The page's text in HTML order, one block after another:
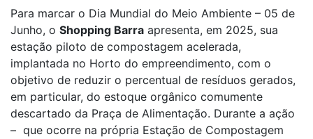
Para marcar o Dia Mundial do Meio Ambiente – 05 de
Junho, o Shopping Barra apresenta, em 2025, sua
estação piloto de compostagem acelerada,
implantada no Horto do empreendimento, com o
objetivo de reduzir o percentual de resíduos gerados,
em particular, do estoque orgânico comumente
descartado da Praça de Alimentação. Durante a ação
– que ocorre na própria Estação de Compostagem